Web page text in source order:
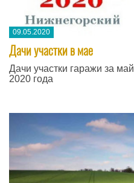
09.05.2020
Дачи участки в мае
Дачи участки гаражи за май
2020 года